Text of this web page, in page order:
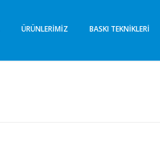
Lima Promosyon
Promosyon Ürünleri
ÜRÜNLERIMIZ BASKI TEKNIKLERI